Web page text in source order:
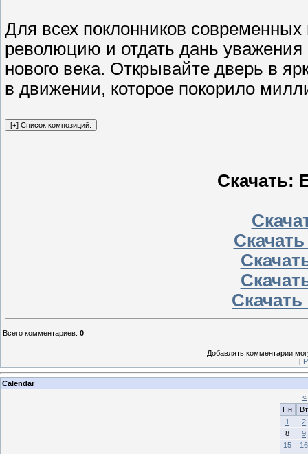
Для всех поклонников
революцию и отдать дань
нового века. Открывайте дверь в
в движении, которое покорило
Скачать:
Всего комментариев: 0
Добавлять комментарии
[
Calendar
«
Пн
Вт
1
2
8
9
15
16